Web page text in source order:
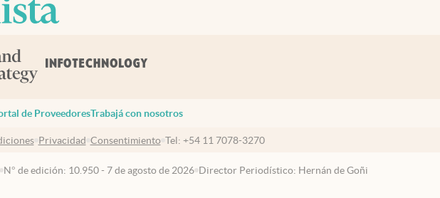
de ProveedoresTrabajá con nosotros
Privacidad Consentimiento Tel: +54 11 7078-3270
N° de edición: 10.950 - 7 de agosto de 2026 Director Periodístico: Hernán de Goñi